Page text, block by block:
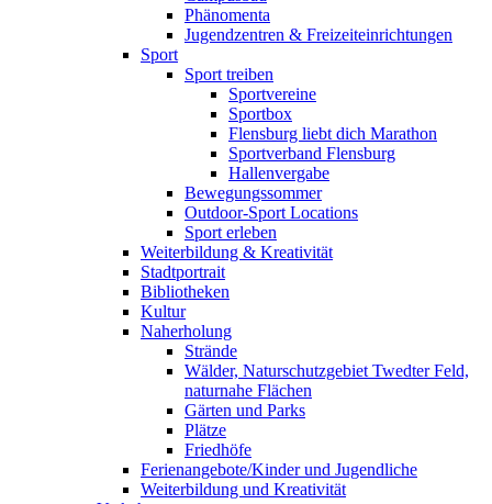
Phänomenta
Jugendzentren & Freizeiteinrichtungen
Sport
Sport treiben
Sportvereine
Sportbox
Flensburg liebt dich Marathon
Sportverband Flensburg
Hallenvergabe
Bewegungssommer
Outdoor-Sport Locations
Sport erleben
Weiterbildung & Kreativität
Stadtportrait
Bibliotheken
Kultur
Naherholung
Strände
Wälder, Naturschutzgebiet Twedter Feld,
naturnahe Flächen
Gärten und Parks
Plätze
Friedhöfe
Ferienangebote/Kinder und Jugendliche
Weiterbildung und Kreativität